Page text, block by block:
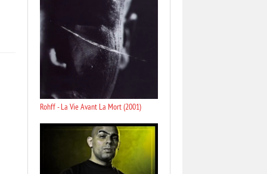
Rohff - La Vie Avant La Mort (2001)